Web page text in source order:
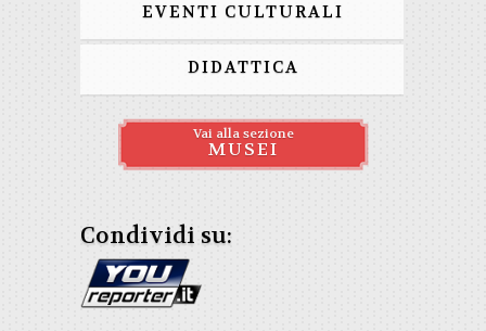
EVENTI CULTURALI
DIDATTICA
Vai alla sezione
MUSEI
Condividi su: